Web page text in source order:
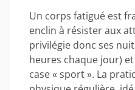
Un corps fatigué est
enclin à résister aux
privilégie donc ses
heures chaque jour)
case « sport ». La